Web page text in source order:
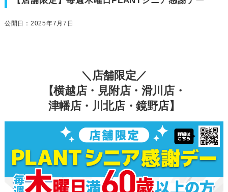
公開日：2025年7月7日
＼店舗限定／
【横越店・見附店・滑川店・
津幡店・川北店・鏡野店】